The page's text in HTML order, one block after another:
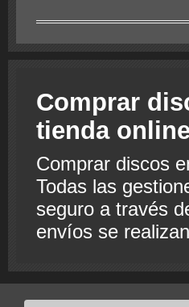
Comprar
tienda
Comprar discos
Todas las
seguro a través
envíos se